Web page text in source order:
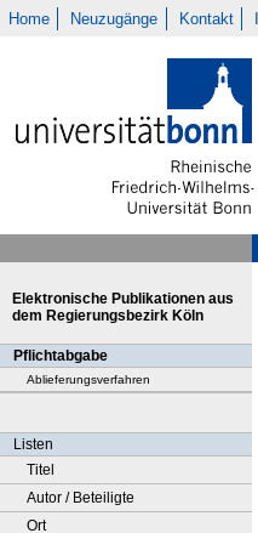
Home Neuzugänge Kontakt
Elektronische Publikationen aus
dem Regierungsbezirk Köln
Pflichtabgabe
Ablieferungsverfahren
Listen
Titel
Autor / Beteiligte
Ort